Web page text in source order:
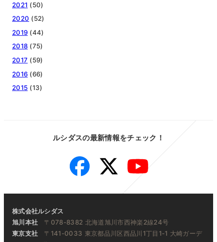
2021 (50)
2020 (52)
2019 (44)
2018 (75)
2017 (59)
2016 (66)
2015 (13)
ルシダスの最新情報をチェック！
Facebook Twitter YouTube
株式会社ルシダス
旭川本社 〒078-8382 北海道旭川市西神楽2線24号
東京支社 〒141-0033 東京都品川区西品川1丁目1-1 大崎ガーデ